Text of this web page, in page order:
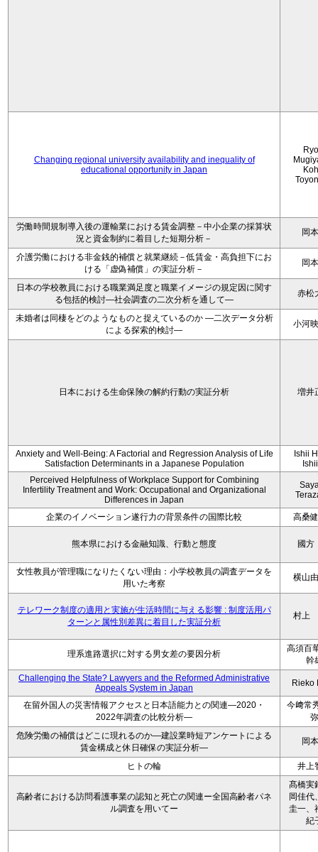
Changing regional university availability and inequality of
educational opportunity in Japan
労働時間規制導入後の運輸業における賃金調整－中小企業の採算状
況と資金制約に着目した短期分析－
岡
介護労働における非金銭的補償と就業継続－低賃金・高負担下にお
ける「虚偽補償」の実証分析－
岡
日本の学校教員における職業満足度と職業イメージの規定因に関す
る包括的検討―社会調査の二次分析を通して―
赤松
未婚者は同棲をどのようなものと捉えているのか —二次データ分析
による探索的検討—
小河
日本における生命保険の解約行動の実証分析 増井
Anxiety and Well-Being: A Factorial and Regression Analysis of Life
Satisfaction Determinants in a Japanese Population
Ishii
Perceived Helpfulness of Workplace Support for Combining
Infertility Treatment and Work: Occupational and Organizational
Differences in Japan
企業のイノベーション遂行力の背景条件の国際比較 高桑
熊本県における金融知識、行動と態度 國
女性教員が管理職になりたくない理由：小学校教員の調査データを
用いた考察
横山
テレワーク制度の適用と実施が生活時間に与える影響 : 制度活用パ
ターンと属性別差異に着目した実証分析
村上
理系進路選択に対する男女差の要因分析
高須百
幹
Challenging the State? Lawyers and the Reformed Administrative
Appeals System in Japan
Rieko
在留外国人の災害情報アクセスと日本語能力との関連―2020・
2022年調査の比較分析―
今﨑常
弥
危険労働の補償はどこに現れるのか―建設業時短アンケートによる
賃金構成と休日確保の実証分析―
岡
ヒトの輪 井上
高齢者における訪問看護事業の認知と死亡の関連ー全国高齢者パネ
ル調査を用いてー
髙橋実
岡佳代
圭一、
紀